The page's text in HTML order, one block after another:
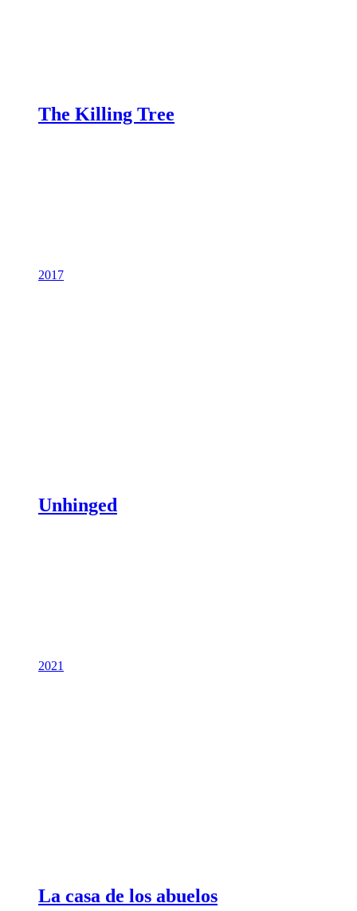
The Killing Tree
2017
Unhinged
2021
La casa de los abuelos